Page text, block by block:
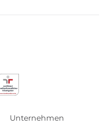
Unternehmen